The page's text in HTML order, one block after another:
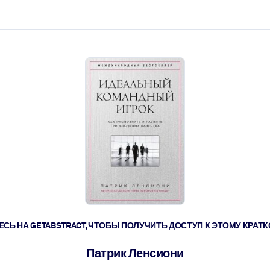
НА GETABSTRACT, ЧТОБЫ ПОЛУЧИТЬ ДОСТУП К ЭТОМУ
Патрик Ленсиони